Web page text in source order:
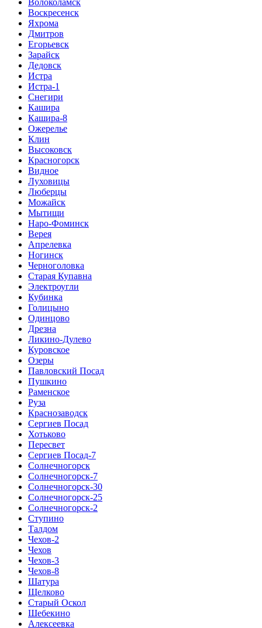
Волоколамск
Воскресенск
Яхрома
Дмитров
Егорьевск
Зарайск
Дедовск
Истра
Истра-1
Снегири
Кашира
Кашира-8
Ожерелье
Клин
Высоковск
Красногорск
Видное
Луховицы
Люберцы
Можайск
Мытищи
Наро-Фоминск
Верея
Апрелевка
Ногинск
Черноголовка
Старая Купавна
Электроугли
Кубинка
Голицыно
Одинцово
Дрезна
Ликино-Дулево
Куровское
Озеры
Павловский Посад
Пушкино
Раменское
Руза
Краснозаводск
Сергиев Посад
Хотьково
Пересвет
Сергиев Посад-7
Солнечногорск
Солнечногорск-7
Солнечногорск-30
Солнечногорск-25
Солнечногорск-2
Ступино
Талдом
Чехов-2
Чехов
Чехов-3
Чехов-8
Шатура
Щелково
Старый Оскол
Шебекино
Алексеевка